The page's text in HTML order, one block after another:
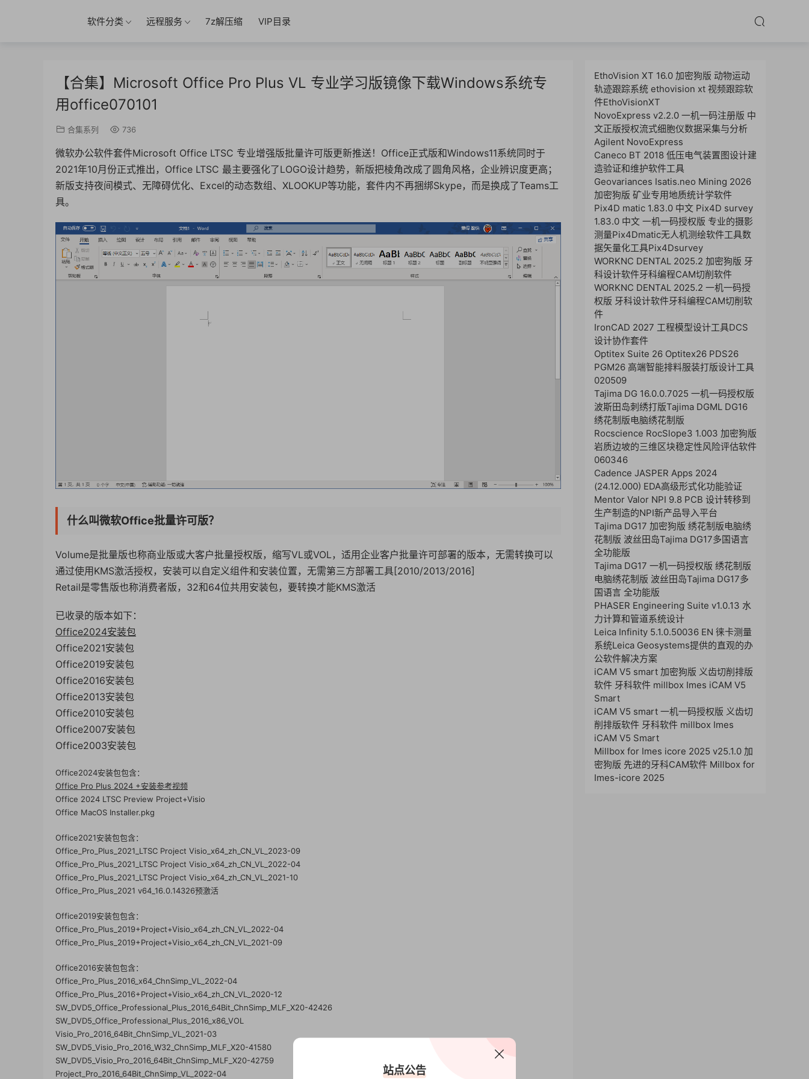
软件分类 远程服务 7z解压缩 VIP目录
【合集】Microsoft Office Pro Plus VL 专业学习版镜像下载Windows系统专
用office070101
合集系列 736
微软办公软件套件Microsoft Office LTSC 专业增强版批量许可版更新推送！Office正式版和Windows11系统同时于
2021年10月份正式推出，Office LTSC 最主要强化了LOGO设计趋势，新版把棱角改成了圆角风格，企业辨识度更高；
新版支持夜间模式、无障碍优化、Excel的动态数组、XLOOKUP等功能，套件内不再捆绑Skype，而是换成了Teams工
具。
什么叫微软Office批量许可版？
Volume是批量版也称商业版或大客户批量授权版，缩写VL或VOL，适用企业客户批量许可部署的版本，无需转换可以
通过使用KMS激活授权，安装可以自定义组件和安装位置，无需第三方部署工具[2010/2013/2016]
Retail是零售版也称消费者版，32和64位共用安装包，要转换才能KMS激活
已收录的版本如下：
Office2024安装包
Office2021安装包
Office2019安装包
Office2016安装包
Office2013安装包
Office2010安装包
Office2007安装包
Office2003安装包
Office2024安装包包含：
Office Pro Plus 2024 +安装参考视频
Office 2024 LTSC Preview Project+Visio
Office MacOS Installer.pkg
Office2021安装包包含：
Office_Pro_Plus_2021_LTSC Project Visio_x64_zh_CN_VL_2023-09
Office_Pro_Plus_2021_LTSC Project Visio_x64_zh_CN_VL_2022-04
Office_Pro_Plus_2021_LTSC Project Visio_x64_zh_CN_VL_2021-10
Office_Pro_Plus_2021 v64_16.0.14326预激活
Office2019安装包包含：
Office_Pro_Plus_2019+Project+Visio_x64_zh_CN_VL_2022-04
Office_Pro_Plus_2019+Project+Visio_x64_zh_CN_VL_2021-09
Office2016安装包包含：
Office_Pro_Plus_2016_x64_ChnSimp_VL_2022-04
Office_Pro_Plus_2016+Project+Visio_x64_zh_CN_VL_2020-12
SW_DVD5_Office_Professional_Plus_2016_64Bit_ChnSimp_MLF_X20-42426
SW_DVD5_Office_Professional_Plus_2016_x86_VOL
Visio_Pro_2016_64Bit_ChnSimp_VL_2021-03
SW_DVD5_Visio_Pro_2016_W32_ChnSimp_MLF_X20-41580
SW_DVD5_Visio_Pro_2016_64Bit_ChnSimp_MLF_X20-42759
Project_Pro_2016_64Bit_ChnSimp_VL_2022-04
EthoVision XT 16.0 加密狗版 动物运动
轨迹跟踪系统 ethovision xt 视频跟踪软
件EthoVisionXT
NovoExpress v2.2.0 一机一码注册版 中
文正版授权流式细胞仪数据采集与分析
Agilent NovoExpress
Caneco BT 2018 低压电气装置图设计建
造验证和维护软件工具
Geovariances Isatis.neo Mining 2026
加密狗版 矿业专用地质统计学软件
Pix4D matic 1.83.0 中文 Pix4D survey
1.83.0 中文 一机一码授权版 专业的摄影
测量Pix4Dmatic无人机测绘软件工具数
据矢量化工具Pix4Dsurvey
WORKNC DENTAL 2025.2 加密狗版 牙
科设计软件牙科编程CAM切削软件
WORKNC DENTAL 2025.2 一机一码授
权版 牙科设计软件牙科编程CAM切削软
件
IronCAD 2027 工程模型设计工具DCS
设计协作套件
Optitex Suite 26 Optitex26 PDS26
PGM26 高端智能排料服装打版设计工具
020509
Tajima DG 16.0.0.7025 一机一码授权版
波斯田岛刺绣打版Tajima DGML DG16
绣花制版电脑绣花制版
Rocscience RocSlope3 1.003 加密狗版
岩质边坡的三维区块稳定性风险评估软件
060346
Cadence JASPER Apps 2024
(24.12.000) EDA高级形式化功能验证
Mentor Valor NPI 9.8 PCB 设计转移到
生产制造的NPI新产品导入平台
Tajima DG17 加密狗版 绣花制版电脑绣
花制版 波丝田岛Tajima DG17多国语言
全功能版
Tajima DG17 一机一码授权版 绣花制版
电脑绣花制版 波丝田岛Tajima DG17多
国语言 全功能版
PHASER Engineering Suite v1.0.13 水
力计算和管道系统设计
Leica Infinity 5.1.0.50036 EN 徕卡测量
系统Leica Geosystems提供的直观的办
公软件解决方案
iCAM V5 smart 加密狗版 义齿切削排版
软件 牙科软件 millbox Imes iCAM V5
Smart
iCAM V5 smart 一机一码授权版 义齿切
削排版软件 牙科软件 millbox Imes
iCAM V5 Smart
Millbox for Imes icore 2025 v25.1.0 加
密狗版 先进的牙科CAM软件 Millbox for
Imes-icore 2025
站点公告